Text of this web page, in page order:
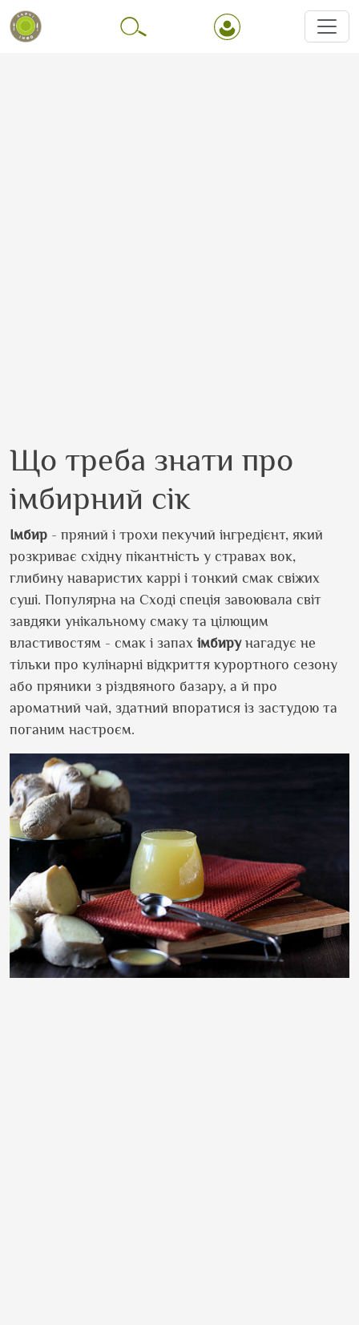
Що треба знати про
імбирний сік
Імбир - пряний і трохи пекучий інгредієнт, який
розкриває східну пікантність у стравах вок,
глибину наваристих каррі і тонкий смак свіжих
суші. Популярна на Сході спеція завоювала світ
завдяки унікальному смаку та цілющим
властивостям - смак і запах імбирунагадує не
тільки про кулінарні відкриття курортного сезону
або пряники з різдвяного базару, а й про
ароматний чай, здатний впоратися із застудою та
поганим настроєм.